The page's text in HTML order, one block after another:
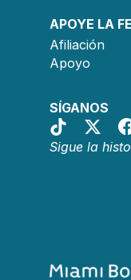
APOYE LA
Afiliación
Apoyo
SÍGANOS
Sigue la